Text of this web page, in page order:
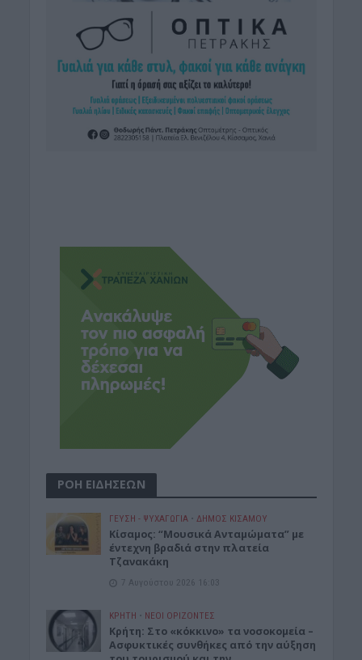
ΡΟΗ ΕΙΔΗΣΕΩΝ
ΓΕΎΣΗ - ΨΥΧΑΓΩΓΊΑ • ΔΉΜΟΣ ΚΙΣΆΜΟΥ
Κίσαμος: “Μουσικά Ανταμώματα” με
έντεχνη βραδιά στην πλατεία
Τζανακάκη
7 Αυγούστου 2026 16:03
ΚΡΗΤΗ • ΝΕΟΙ ΟΡΙΖΟΝΤΕΣ
Κρήτη: Στο «κόκκινο» τα νοσοκομεία –
Ασφυκτικές συνθήκες από την αύξηση